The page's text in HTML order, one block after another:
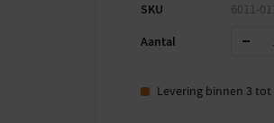
SKU 6011-
Aantal
Levering binnen 3 tot